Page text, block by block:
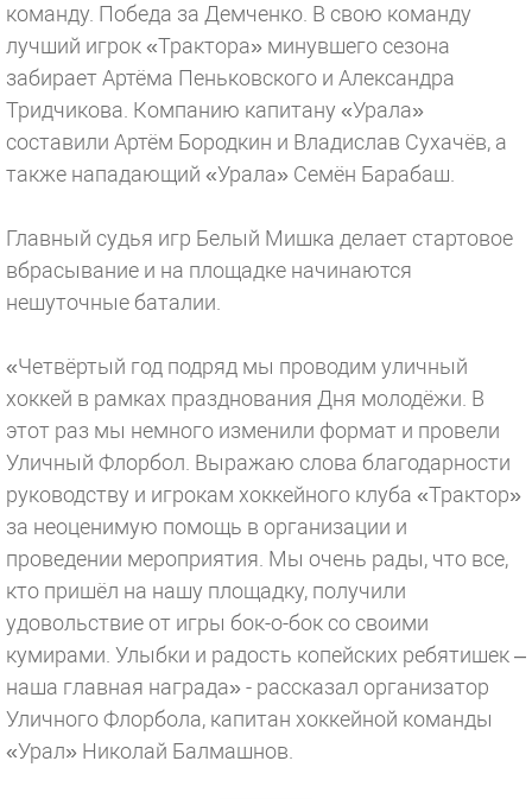
команду. Победа за Демченко. В свою команду
лучший игрок «Трактора» минувшего сезона
забирает Артёма Пеньковского и Александра
Тридчикова. Компанию капитану «Урала»
составили Артём Бородкин и Владислав Сухачёв, а
также нападающий «Урала» Семён Барабаш.
Главный судья игр Белый Мишка делает стартовое
вбрасывание и на площадке начинаются
нешуточные баталии.
«Четвёртый год подряд мы проводим уличный
хоккей в рамках празднования Дня молодёжи. В
этот раз мы немного изменили формат и провели
Уличный Флорбол. Выражаю слова благодарности
руководству и игрокам хоккейного клуба «Трактор»
за неоценимую помощь в организации и
проведении мероприятия. Мы очень рады, что все,
кто пришёл на нашу площадку, получили
удовольствие от игры бок-о-бок со своими
кумирами. Улыбки и радость копейских ребятишек –
наша главная награда» - рассказал организатор
Уличного Флорбола, капитан хоккейной команды
«Урал» Николай Балмашнов.